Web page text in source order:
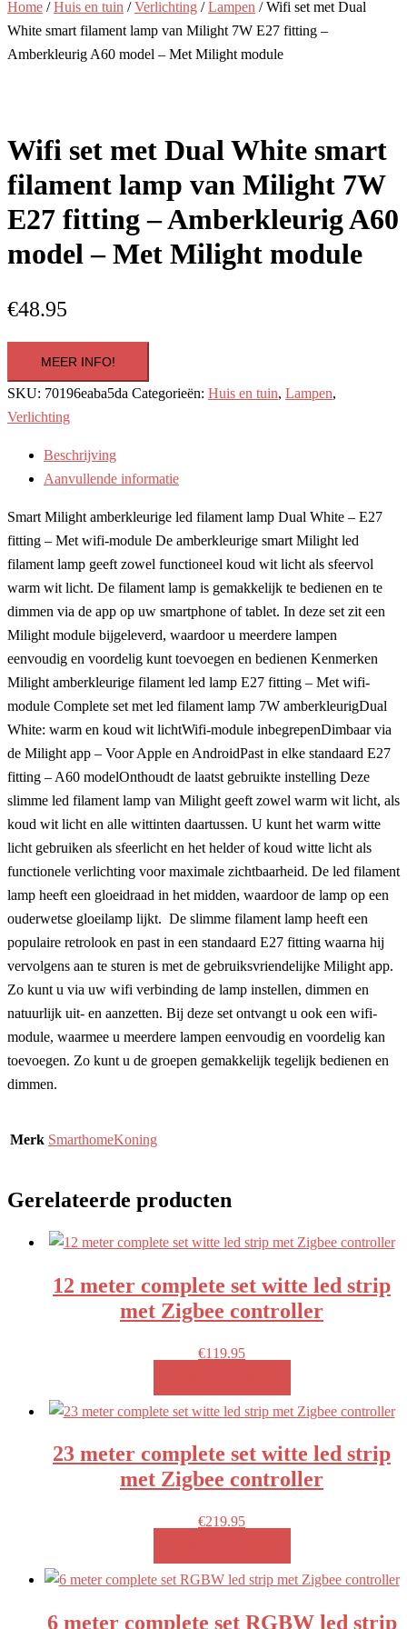
Home /Huis en tuin /Verlichting /Lampen / Wifi set met Dual
White smart filament lamp van Milight 7W E27 fitting –
Amberkleurig A60 model – Met Milight module
Wifi set met Dual White smart
filament lamp van Milight 7W
E27 fitting – Amberkleurig A60
model – Met Milight module
€48.95
MEER INFO!
SKU: 70196eaba5da Categorieën: Huis en tuin, Lampen,
Verlichting
Beschrijving
Aanvullende informatie
Smart Milight amberkleurige led filament lamp Dual White – E27
fitting – Met wifi-module De amberkleurige smart Milight led
filament lamp geeft zowel functioneel koud wit licht als sfeervol
warm wit licht. De filament lamp is gemakkelijk te bedienen en te
dimmen via de app op uw smartphone of tablet. In deze set zit een
Milight module bijgeleverd, waardoor u meerdere lampen
eenvoudig en voordelig kunt toevoegen en bedienen Kenmerken
Milight amberkleurige filament led lamp E27 fitting – Met wifi-
module Complete set met led filament lamp 7W amberkleurigDual
White: warm en koud wit lichtWifi-module inbegrepenDimbaar via
de Milight app – Voor Apple en AndroidPast in elke standaard E27
fitting – A60 modelOnthoudt de laatst gebruikte instelling Deze
slimme led filament lamp van Milight geeft zowel warm wit licht, als
koud wit licht en alle wittinten daartussen. U kunt het warm witte
licht gebruiken als sfeerlicht en het helder of koud witte licht als
functionele verlichting voor maximale zichtbaarheid. De led filament
lamp heeft een gloeidraad in het midden, waardoor de lamp op een
ouderwetse gloeilamp lijkt. De slimme filament lamp heeft een
populaire retrolook en past in een standaard E27 fitting waarna hij
vervolgens aan te sturen is met de gebruiksvriendelijke Milight app.
Zo kunt u via uw wifi verbinding de lamp instellen, dimmen en
natuurlijk uit- en aanzetten. Bij deze set ontvangt u ook een wifi-
module, waarmee u meerdere lampen eenvoudig en voordelig kan
toevoegen. Zo kunt u de groepen gemakkelijk tegelijk bedienen en
dimmen.
Merk SmarthomeKoning
Gerelateerde producten
12 meter complete set witte led strip
met Zigbee controller
€119.95
23 meter complete set witte led strip
met Zigbee controller
€219.95
6 meter complete set RGBW led strip